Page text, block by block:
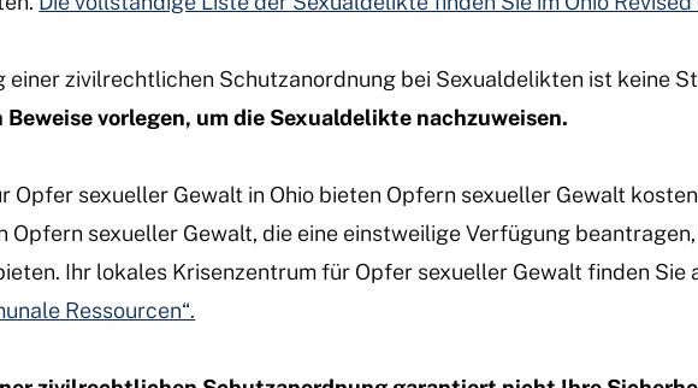
einer zivilrechtlichen Schutzanordnung bei Sexualdelikten ist keine
vorlegen, um die Sexualdelikte nachzuweisen.
Opfer sexueller Gewalt in Ohio bieten Opfern sexueller Gewalt
Opfern sexueller Gewalt, die eine einstweilige Verfügung
Ihr lokales Krisenzentrum für Opfer sexueller Gewalt finden Sie
Ressourcen“.